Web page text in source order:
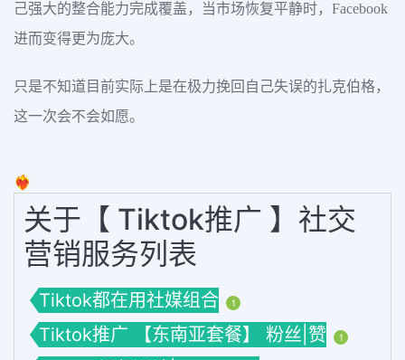
己强大的整合能力完成覆盖，当市场恢复平静时，Facebook
进而变得更为庞大。
只是不知道目前实际上是在极力挽回自己失误的扎克伯格，
这一次会不会如愿。
❤️‍🔥
关于【 Tiktok推广 】社交
营销服务列表
Tiktok都在用社媒组合 1
Tiktok推广 【东南亚套餐】 粉丝|赞 1